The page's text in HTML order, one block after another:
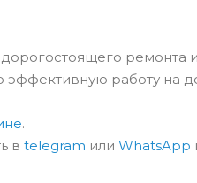
работу на
.
в telegram или WhatsApp